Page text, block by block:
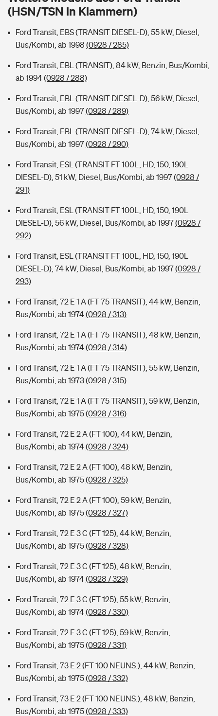
Wer versichert was: Jetzt Versicherer finden
Sie haben Fragen?
Musikinstrumentenversicherung
Kinderunfall-Check: Mehr Sicherheit für deine Kids
Typklassen: So ist Ihr Auto eingestuft
(HSN/TSN in Klammern)
Ford Transit, EBS (TRANSIT DIESEL-D), 55 kW, Diesel,
Bus/Kombi, ab 1998 (0928 / 285)
Ford Transit, EBL (TRANSIT), 84 kW, Benzin, Bus/Kombi,
ab 1994(0928 / 288)
Ford Transit, EBL (TRANSIT DIESEL-D), 56 kW, Diesel,
Bus/Kombi, ab 1997(0928 / 289)
Ford Transit, EBL (TRANSIT DIESEL-D), 74 kW, Diesel,
Bus/Kombi, ab 1997(0928 / 290)
Ford Transit, ESL (TRANSIT FT 100L, HD, 150, 190L
DIESEL-D), 51 kW, Diesel, Bus/Kombi, ab 1997(0928 /
291)
Ford Transit, ESL (TRANSIT FT 100L, HD, 150, 190L
DIESEL-D), 56 kW, Diesel, Bus/Kombi, ab 1997(0928 /
292)
Ford Transit, ESL (TRANSIT FT 100L, HD, 150, 190L
DIESEL-D), 74 kW, Diesel, Bus/Kombi, ab 1997(0928 /
293)
Ford Transit, 72 E 1 A (FT 75 TRANSIT), 44 kW, Benzin,
Bus/Kombi, ab 1974(0928 / 313)
Ford Transit, 72 E 1 A (FT 75 TRANSIT), 48 kW, Benzin,
Bus/Kombi, ab 1974(0928 / 314)
Ford Transit, 72 E 1 A (FT 75 TRANSIT), 55 kW, Benzin,
Bus/Kombi, ab 1973(0928 / 315)
Ford Transit, 72 E 1 A (FT 75 TRANSIT), 59 kW, Benzin,
Bus/Kombi, ab 1975(0928 / 316)
Ford Transit, 72 E 2 A (FT 100), 44 kW, Benzin,
Bus/Kombi, ab 1974(0928 / 324)
Ford Transit, 72 E 2 A (FT 100), 48 kW, Benzin,
Bus/Kombi, ab 1975(0928 / 325)
Ford Transit, 72 E 2 A (FT 100), 59 kW, Benzin,
Bus/Kombi, ab 1975(0928 / 327)
Ford Transit, 72 E 3 C (FT 125), 44 kW, Benzin,
Bus/Kombi, ab 1975(0928 / 328)
Ford Transit, 72 E 3 C (FT 125), 48 kW, Benzin,
Bus/Kombi, ab 1974(0928 / 329)
Ford Transit, 72 E 3 C (FT 125), 55 kW, Benzin,
Bus/Kombi, ab 1974(0928 / 330)
Ford Transit, 72 E 3 C (FT 125), 59 kW, Benzin,
Bus/Kombi, ab 1975(0928 / 331)
Ford Transit, 73 E 2 (FT 100 NEUNS.), 44 kW, Benzin,
Bus/Kombi, ab 1975(0928 / 332)
Ford Transit, 73 E 2 (FT 100 NEUNS.), 48 kW, Benzin,
Bus/Kombi, ab 1975(0928 / 333)